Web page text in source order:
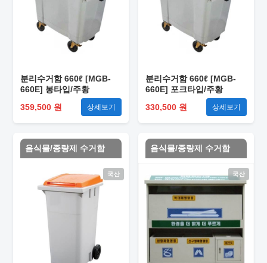
분리수거함 660ℓ [MGB-
660E] 봉타입/주황
359,500 원
상세보기
분리수거함 660ℓ [MGB-
660E] 포크타입/주황
330,500 원
상세보기
음식물/종량제 수거함
국산
음식물/종량제 수거함
국산